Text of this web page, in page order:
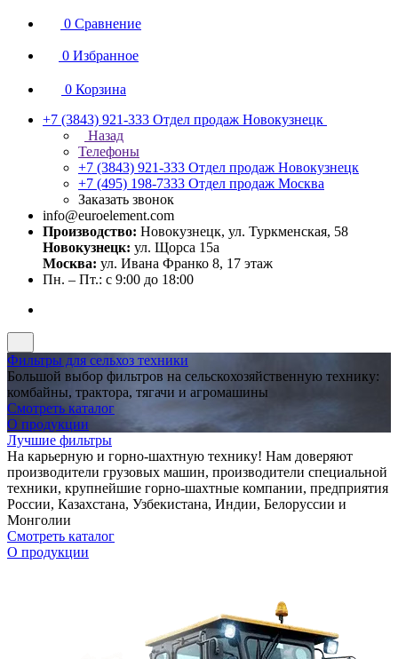
0 Сравнение
0 Избранное
0 Корзина
+7 (3843) 921-333 Отдел продаж Новокузнецк
Назад
Телефоны
+7 (3843) 921-333 Отдел продаж Новокузнецк
+7 (495) 198-7333 Отдел продаж Москва
Заказать звонок
info@euroelement.com
Производство: Новокузнецк, ул. Туркменская, 58
Новокузнецк: ул. Щорса 15а
Москва: ул. Ивана Франко 8, 17 этаж
Пн. – Пт.: с 9:00 до 18:00
Фильтры для сельхоз техники
Большой выбор фильтров на сельскохозяйственную технику:
комбайны, трактора, тягачи и агромашины
Смотреть каталог
О продукции
Лучшие фильтры
На карьерную и горно-шахтную технику! Нам доверяют
производители грузовых машин, производители специальной
техники, крупнейшие горно-шахтные компании, предприятия
России, Казахстана, Узбекистана, Индии, Белоруссии и
Монголии
Смотреть каталог
О продукции